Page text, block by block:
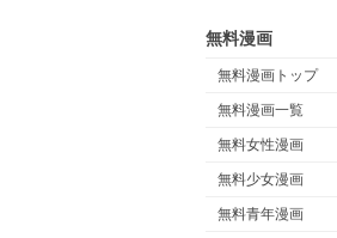
無料漫画
無料漫画トップ
無料漫画一覧
無料女性漫画
無料少女漫画
無料青年漫画